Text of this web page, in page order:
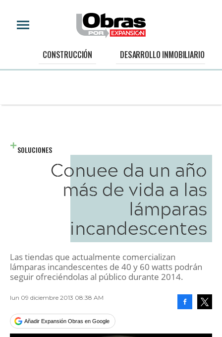
CONSTRUCCIÓN DESARROLLO INMOBILIARIO
SOLUCIONES
Conuee da un año
más de vida a las
lámparas
incandescentes
Las tiendas que actualmente comercializan
lámparas incandescentes de 40 y 60 watts podrán
seguir ofreciéndolas al público durante 2014.
lun 09 diciembre 2013 08:38 AM
Añadir Expansión Obras en Google